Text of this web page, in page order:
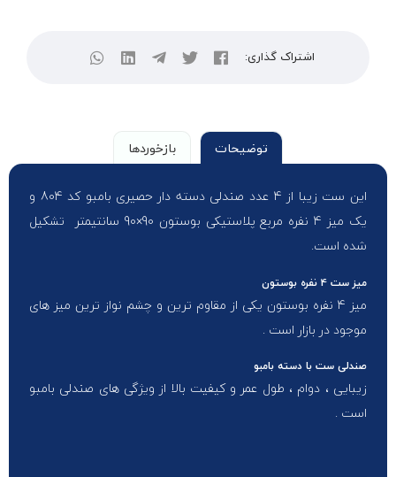
اشتراک گذاری:
توضیحات بازخوردها
این ست زیبا از 4 عدد صندلی دسته دار حصیری بامبو کد 804 و
یک میز 4 نفره مربع پلاستیکی بوستون 90×90 سانتیمتر تشکیل
شده است.
میز ست 4 نفره بوستون
میز 4 نفره بوستون یکی از مقاوم ترین و چشم نواز ترین میز های
موجود در بازار است .
صندلی ست با دسته بامبو
زیبایی ، دوام ، طول عمر و کیفیت بالا از ویژگی های صندلی بامبو
است .